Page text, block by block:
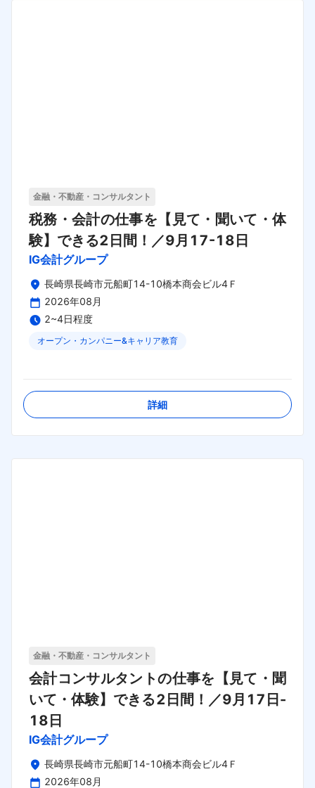
金融・不動産・コンサルタント
税務・会計の仕事を【見て・聞いて・体
験】できる2日間！／9月17-18日
IG会計グループ
長崎県長崎市元船町14-10橋本商会ビル4Ｆ
2026年08月
2~4日程度
オープン・カンパニー&キャリア教育
詳細
金融・不動産・コンサルタント
会計コンサルタントの仕事を【見て・聞
いて・体験】できる2日間！／9月17日-
18日
IG会計グループ
長崎県長崎市元船町14-10橋本商会ビル4Ｆ
2026年08月